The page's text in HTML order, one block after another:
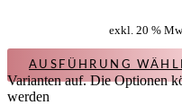
exkl. 20 %
AUSFÜHRUNG
Varianten auf. Die Optionen
werden